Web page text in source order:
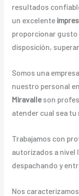
resultados
un excelente
proporcionar
disposición,
Somos una
nuestro personal
Miravalleson
atender cual sea tu
Trabajamos con
autorizados a nivel
despachando y
Nos